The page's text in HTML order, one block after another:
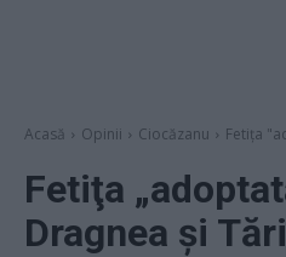
Acasă Opinii Ciocăzanu Fetiţa
Fetiţa
Dragnea şi